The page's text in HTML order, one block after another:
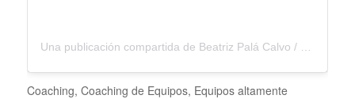
Coaching, Coaching de Equipos, Equipos altamente